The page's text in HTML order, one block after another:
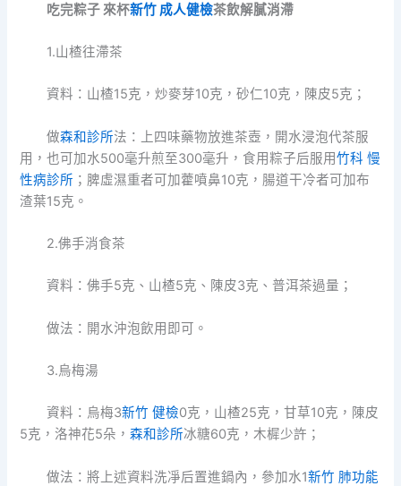
吃完粽子 來杯新竹 成人健檢茶飲解膩消滯
1.山楂往滯茶
資料：山楂15克，炒麥芽10克，砂仁10克，陳皮5克；
做森和診所法：上四味藥物放進茶壺，開水浸泡代茶服
用，也可加水500毫升煎至300毫升，食用粽子后服用竹科 慢
性病診所 ；脾虛濕重者可加藿噴鼻10克，腸道干冷者可加布
渣葉15克。
2.佛手消食茶
資料：佛手5克、山楂5克、陳皮3克、普洱茶過量；
做法：開水沖泡飲用即可。
3.烏梅湯
資料：烏梅3新竹 健檢0克，山楂25克，甘草10克，陳皮
5克，洛神花5朵，森和診所冰糖60克，木樨少許；
做法：將上述資料洗凈后置進鍋內，參加水1新竹 肺功能